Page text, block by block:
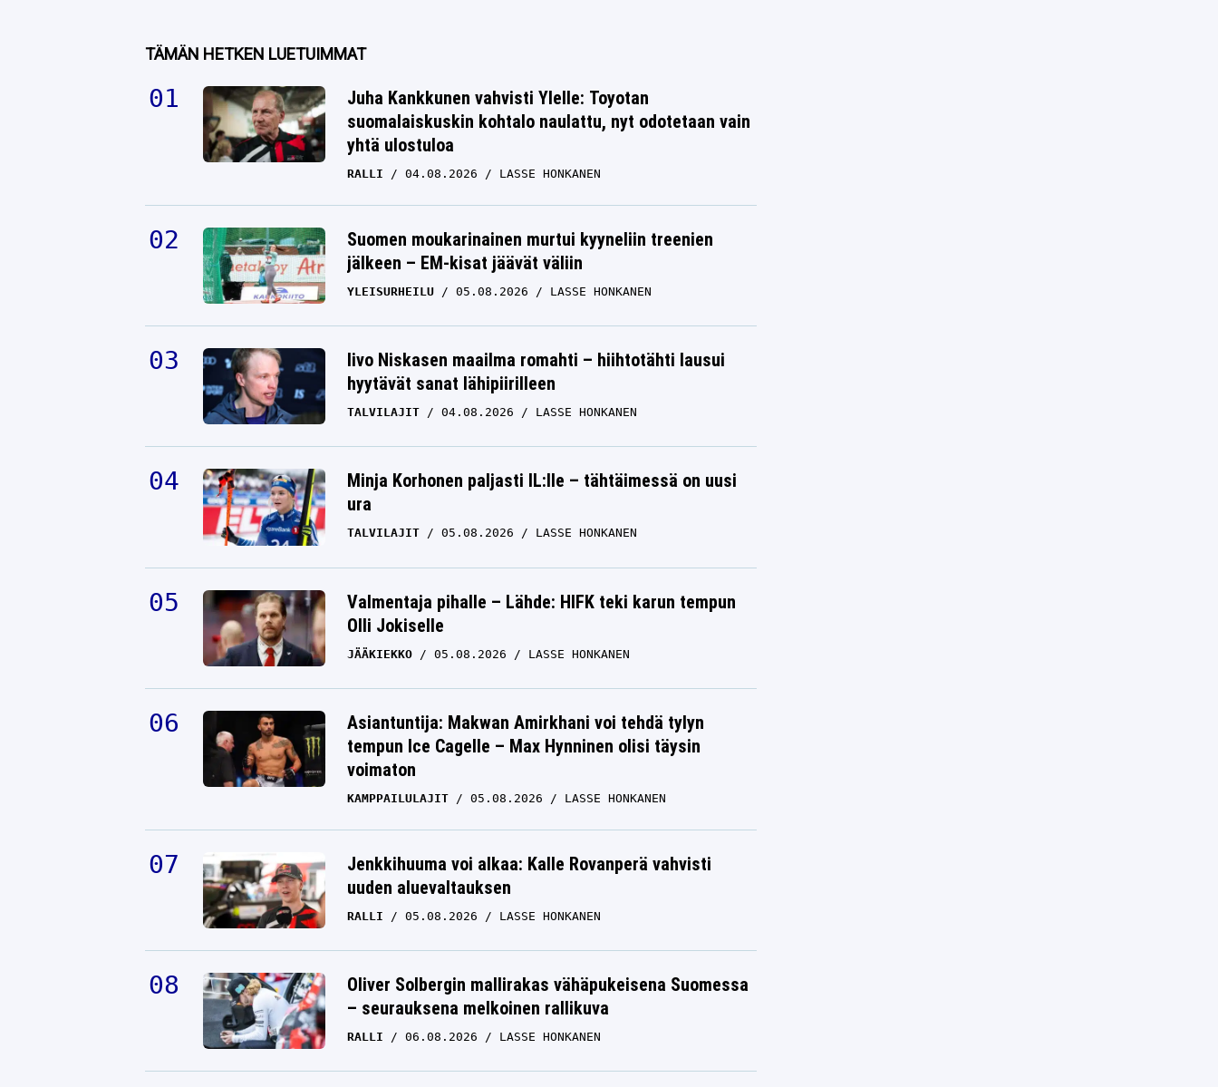
TÄMÄN HETKEN LUETUIMMAT
Juha Kankkunen vahvisti Ylelle: Toyotan
suomalaiskuskin kohtalo naulattu, nyt odotetaan vain
yhtä ulostuloa
RALLI 04.08.2026 LASSE HONKANEN
Suomen moukarinainen murtui kyyneliin treenien
jälkeen – EM-kisat jäävät väliin
YLEISURHEILU 05.08.2026 LASSE HONKANEN
Iivo Niskasen maailma romahti – hiihtotähti lausui
hyytävät sanat lähipiirilleen
TALVILAJIT 04.08.2026 LASSE HONKANEN
Minja Korhonen paljasti IL:lle – tähtäimessä on uusi
ura
TALVILAJIT 05.08.2026 LASSE HONKANEN
Valmentaja pihalle – Lähde: HIFK teki karun tempun
Olli Jokiselle
JÄÄKIEKKO 05.08.2026 LASSE HONKANEN
Asiantuntija: Makwan Amirkhani voi tehdä tylyn
tempun Ice Cagelle – Max Hynninen olisi täysin
voimaton
KAMPPAILULAJIT 05.08.2026 LASSE HONKANEN
Jenkkihuuma voi alkaa: Kalle Rovanperä vahvisti
uuden aluevaltauksen
RALLI 05.08.2026 LASSE HONKANEN
Oliver Solbergin mallirakas vähäpukeisena Suomessa
– seurauksena melkoinen rallikuva
RALLI 06.08.2026 LASSE HONKANEN